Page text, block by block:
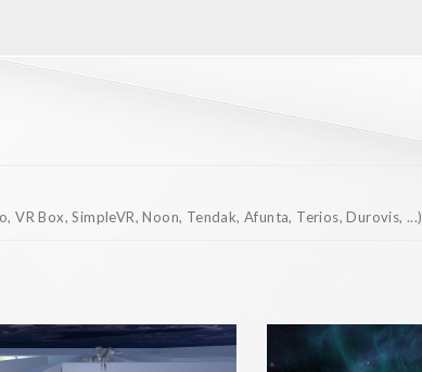
Box, SimpleVR, Noon, Tendak, Afunta, Terios, Durovis, ...)